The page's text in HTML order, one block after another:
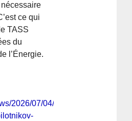
ce qui
TASS
du
l’Énergie.
2026/07/04/okolo-